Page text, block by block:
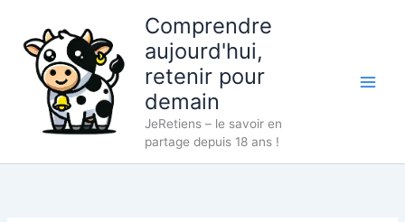
contenu
Comprendre
aujourd'hui,
retenir pour
demain
JeRetiens – le savoir en
partage depuis 18 ans !